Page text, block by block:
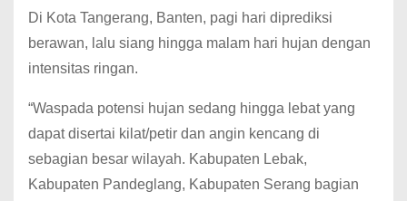
Di Kota Tangerang, Banten, pagi hari diprediksi
berawan, lalu siang hingga malam hari hujan dengan
intensitas ringan.
“Waspada potensi hujan sedang hingga lebat yang
dapat disertai kilat/petir dan angin kencang di
sebagian besar wilayah. Kabupaten Lebak,
Kabupaten Pandeglang, Kabupaten Serang bagian